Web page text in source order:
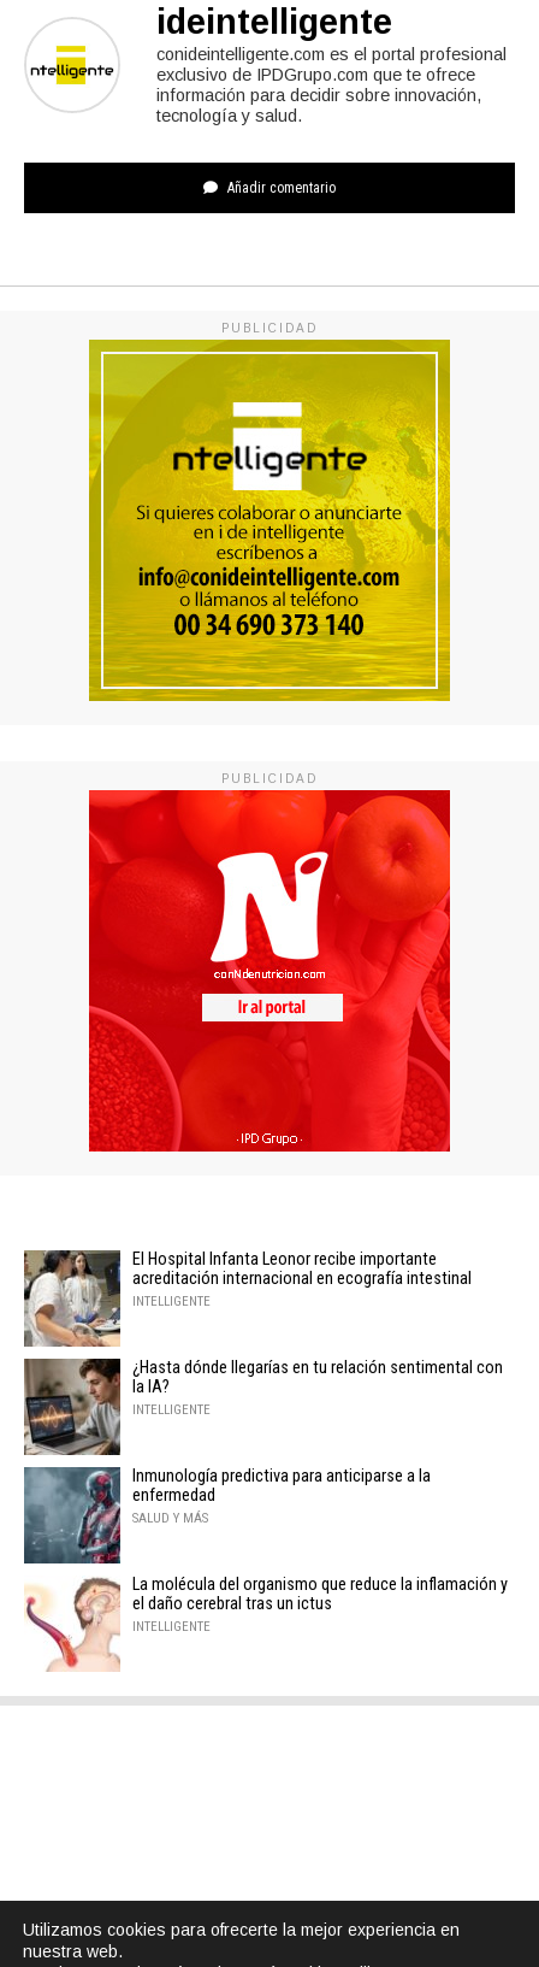
ideintelligente
conideintelligente.com es el portal profesional
exclusivo de IPDGrupo.com que te ofrece
información para decidir sobre innovación,
tecnología y salud.
Añadir comentario
PUBLICIDAD
PUBLICIDAD
El Hospital Infanta Leonor recibe importante
acreditación internacional en ecografía intestinal
INTELLIGENTE
¿Hasta dónde llegarías en tu relación sentimental con
la IA?
INTELLIGENTE
Inmunología predictiva para anticiparse a la
enfermedad
SALUD Y MÁS
La molécula del organismo que reduce la inflamación y
el daño cerebral tras un ictus
INTELLIGENTE
Utilizamos cookies para ofrecerte la mejor experiencia en
nuestra web.